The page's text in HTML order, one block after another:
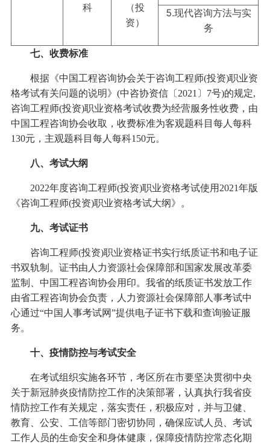
科
（投
资）
5.现代咨询方法与实
务
七、收费标准
根据《中国工程咨询协会关于咨询工程师(投资)职业资
格考试有关问题的说明》(中咨协资信〔2021〕7号)的规定,
咨询工程师(投资)职业资格考试收费为经营服务性收费，由
中国工程咨询协会收取，收费标准为客观题科目每人每科
130元，主观题科目每人每科150元。
八、考试大纲
2022年度咨询工程师(投资)职业资格考试使用2021年版
《咨询工程师(投资)职业资格考试大纲》。
九、考试证书
咨询工程师(投资)职业资格证书实行纸质证书和电子证
书双轨制。证书由人力资源社会保障部和国家发展改革委
监制、中国工程咨询协会用印。我省的纸质证书发放工作
由省工程咨询协会负责，人力资源社会保障部人事考试中
心通过“中国人事考试网”提供电子证书下载和查询验证服
务。
十、疫情防控与考试安全
在考试组织实施各环节，考区所在市要坚决贯彻中央
关于新冠肺炎疫情防控工作的决策部署，认真执行我省疫
情防控工作有关规定，落实责任，积极应对，并与卫健、
教育、公安、工信等部门密切协同，确保应试人员、考试
工作人员的生命安全和身体健康，保障疫情防控常态化期